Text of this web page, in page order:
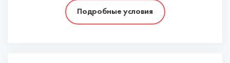
Подробные условия